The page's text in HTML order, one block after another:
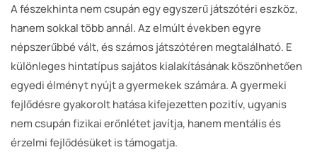
A fészekhinta nem csupán egy egyszerű játszótéri eszköz,
hanem sokkal több annál. Az elmúlt években egyre
népszerűbbé vált, és számos játszótéren megtalálható. E
különleges hintatípus sajátos kialakításának köszönhetően
egyedi élményt nyújt a gyermekek számára. A gyermeki
fejlődésre gyakorolt hatása kifejezetten pozitív, ugyanis
nem csupán fizikai erőnlétet javítja, hanem mentális és
érzelmi fejlődésüket is támogatja.